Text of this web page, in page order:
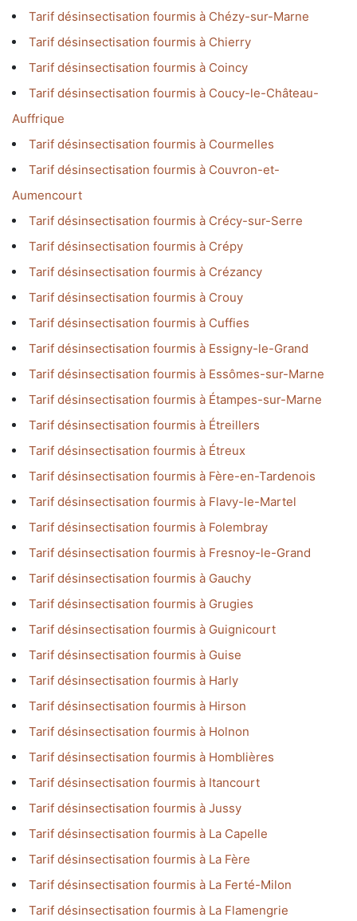
Tarif désinsectisation fourmis à Chézy-sur-Marne
Tarif désinsectisation fourmis à Chierry
Tarif désinsectisation fourmis à Coincy
Tarif désinsectisation fourmis à Coucy-le-Château-
Auffrique
Tarif désinsectisation fourmis à Courmelles
Tarif désinsectisation fourmis à Couvron-et-
Aumencourt
Tarif désinsectisation fourmis à Crécy-sur-Serre
Tarif désinsectisation fourmis à Crépy
Tarif désinsectisation fourmis à Crézancy
Tarif désinsectisation fourmis à Crouy
Tarif désinsectisation fourmis à Cuffies
Tarif désinsectisation fourmis à Essigny-le-Grand
Tarif désinsectisation fourmis à Essômes-sur-Marne
Tarif désinsectisation fourmis à Étampes-sur-Marne
Tarif désinsectisation fourmis à Étreillers
Tarif désinsectisation fourmis à Étreux
Tarif désinsectisation fourmis à Fère-en-Tardenois
Tarif désinsectisation fourmis à Flavy-le-Martel
Tarif désinsectisation fourmis à Folembray
Tarif désinsectisation fourmis à Fresnoy-le-Grand
Tarif désinsectisation fourmis à Gauchy
Tarif désinsectisation fourmis à Grugies
Tarif désinsectisation fourmis à Guignicourt
Tarif désinsectisation fourmis à Guise
Tarif désinsectisation fourmis à Harly
Tarif désinsectisation fourmis à Hirson
Tarif désinsectisation fourmis à Holnon
Tarif désinsectisation fourmis à Homblières
Tarif désinsectisation fourmis à Itancourt
Tarif désinsectisation fourmis à Jussy
Tarif désinsectisation fourmis à La Capelle
Tarif désinsectisation fourmis à La Fère
Tarif désinsectisation fourmis à La Ferté-Milon
Tarif désinsectisation fourmis à La Flamengrie